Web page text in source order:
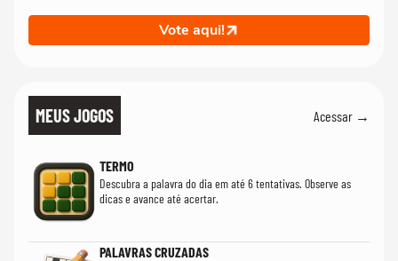
Vote aqui!
MEUS JOGOS Acessar →
TERMO
Descubra a palavra do dia em até 6 tentativas. Observe as
dicas e avance até acertar.
PALAVRAS CRUZADAS